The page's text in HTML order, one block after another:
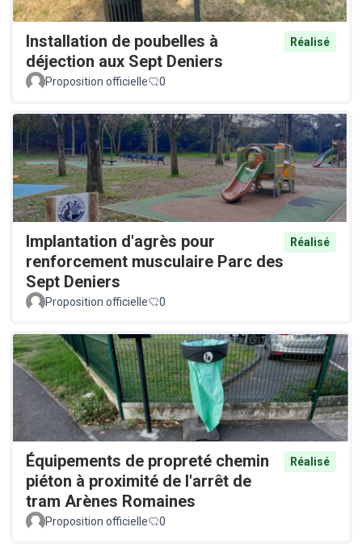
Installation de poubelles à
déjection aux Sept Deniers
Réalisé
Proposition officielle 0
Implantation d'agrès pour
renforcement musculaire Parc des
Sept Deniers
Réalisé
Proposition officielle 0
Équipements de propreté chemin
piéton à proximité de l'arrêt de
tram Arènes Romaines
Réalisé
Proposition officielle 0